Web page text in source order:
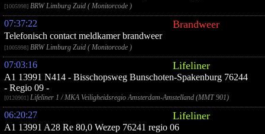
[1005998] BRW Limburg Zuid ( Monitorcode )
07:37:22 Brandweer
Telefonisch contact meldkamer brandweer
[1005998] BRW Limburg Zuid ( Monitorcode )
07:03:16 Lifeliner
A1 13991 N414 - Bisschopsweg Bunschoten-Spakenburg 76244
- Regio 09 -
[0120901] Lifeliner 1 / MKA Veiligheidsregio Amsterdam-Amstelland (MMT 901)
06:20:27 Lifeliner
A1 13991 A28 Re 80,0 Wezep 76241 regio 06